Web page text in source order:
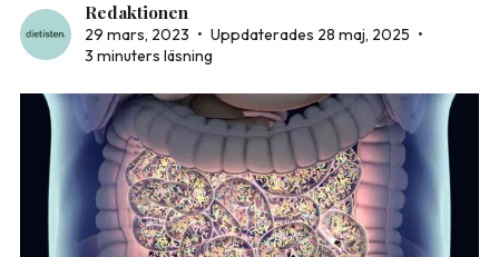
Redaktionen
29 mars, 2023 • Uppdaterades 28 maj, 2025 •
3 minuters läsning